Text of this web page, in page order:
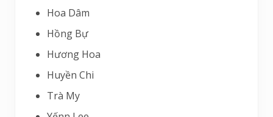
Hoa Dâm
Hồng Bự
Hương Hoa
Huyền Chi
Trà My